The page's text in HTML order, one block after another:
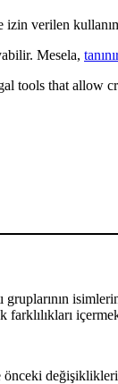
izin verilen
Mesela,
tools that allow
gruplarının
farklılıkları
değişiklikleri